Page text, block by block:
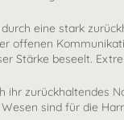
eine stark
offenen
Stärke beseelt.
ihr zurückhaltendes
sind für die